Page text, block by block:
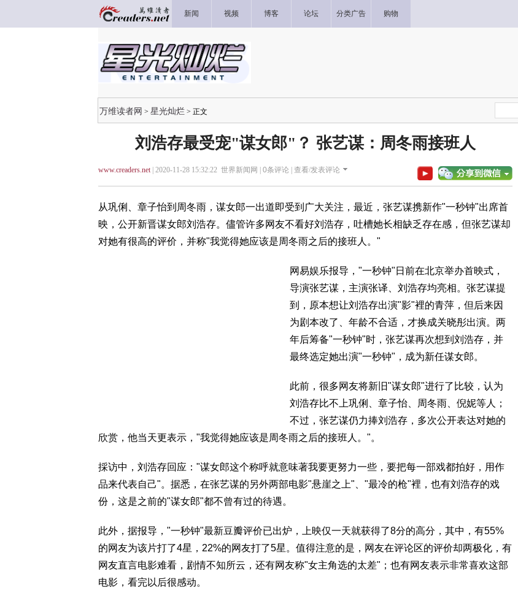
新闻 视频 博客 论坛 分类广告 购物
万维读者网 > 星光灿烂 > 正文
刘浩存最受宠"谋女郎"？ 张艺谋：周冬雨接班人
www.creaders.net| 2020-11-28 15:32:22 世界新闻网 | 0条评论 | 查看/发表评论
从巩俐、章子怡到周冬雨，谋女郎一出道即受到广大关注，最近，张艺谋携新作"一秒钟"出席首
映，公开新晋谋女郎刘浩存。儘管许多网友不看好刘浩存，吐槽她长相缺乏存在感，但张艺谋却
对她有很高的评价，并称"我觉得她应该是周冬雨之后的接班人。"
网易娱乐报导，"一秒钟"日前在北京举办首映式，
导演张艺谋，主演张译、刘浩存均亮相。张艺谋提
到，原本想让刘浩存出演"影"裡的青萍，但后来因
为剧本改了、年龄不合适，才换成关晓彤出演。两
年后筹备"一秒钟"时，张艺谋再次想到刘浩存，并
最终选定她出演"一秒钟"，成为新任谋女郎。
此前，很多网友将新旧"谋女郎"进行了比较，认为
刘浩存比不上巩俐、章子怡、周冬雨、倪妮等人；
不过，张艺谋仍力捧刘浩存，多次公开表达对她的
欣赏，他当天更表示，"我觉得她应该是周冬雨之后的接班人。"。
採访中，刘浩存回应："谋女郎这个称呼就意味著我要更努力一些，要把每一部戏都拍好，用作
品来代表自己"。据悉，在张艺谋的另外两部电影"悬崖之上"、"最冷的枪"裡，也有刘浩存的戏
份，这是之前的"谋女郎"都不曾有过的待遇。
此外，据报导，"一秒钟"最新豆瓣评价已出炉，上映仅一天就获得了8分的高分，其中，有55%
的网友为该片打了4星，22%的网友打了5星。值得注意的是，网友在评论区的评价却两极化，有
网友直言电影难看，剧情不知所云，还有网友称"女主角选的太差"；也有网友表示非常喜欢这部
电影，看完以后很感动。